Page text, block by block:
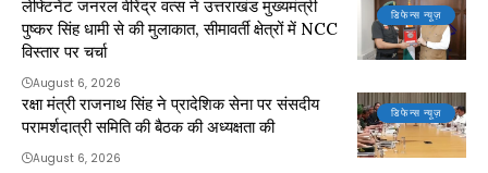
डिफेन्स न्यूज़
लेफ्टिनेंट जनरल वीरेंद्र वत्स ने उत्तराखंड मुख्यमंत्री
पुष्कर सिंह धामी से की मुलाकात, सीमावर्ती क्षेत्रों में NCC
विस्तार पर चर्चा
August 6, 2026
डिफेन्स न्यूज़
रक्षा मंत्री राजनाथ सिंह ने प्रादेशिक सेना पर संसदीय
परामर्शदात्री समिति की बैठक की अध्यक्षता की
August 6, 2026